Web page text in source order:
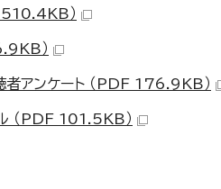
）
）
アンケート （PDF 176.9KB）
（PDF 101.5KB）